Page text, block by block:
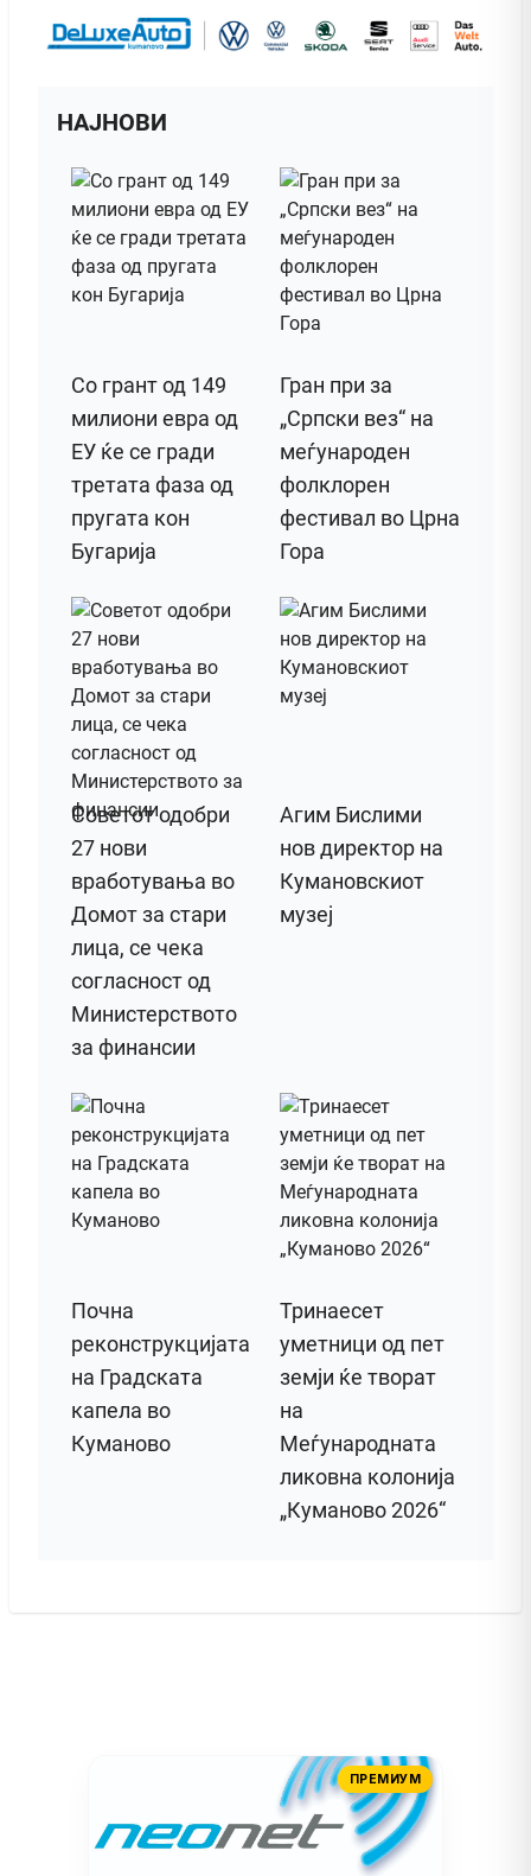
НАЈНОВИ
Со грант од 149
милиони евра од
ЕУ ќе се гради
третата фаза од
пругата кон
Бугарија
Гран при за
„Српски вез“ на
меѓународен
фолклорен
фестивал во Црна
Гора
Советот одобри
27 нови
вработувања во
Домот за стари
лица, се чека
согласност од
Министерството
за финансии
Агим Бислими
нов директор на
Кумановскиот
музеј
Почна
реконструкцијата
на Градската
капела во
Куманово
Тринаесет
уметници од пет
земји ќе творат
на
Меѓународната
ликовна колонија
„Куманово 2026“
ПРЕМИУМ